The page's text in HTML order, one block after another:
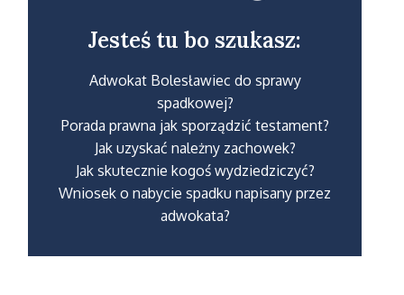
Jesteś tu bo szukasz:
Adwokat Bolesławiec do sprawy
spadkowej?
Porada prawna jak sporządzić testament?
Jak uzyskać należny zachowek?
Jak skutecznie kogoś wydziedziczyć?
Wniosek o nabycie spadku napisany przez
adwokata?